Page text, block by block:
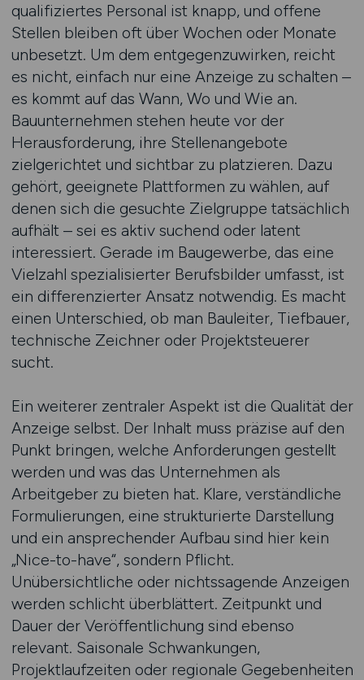
qualifiziertes Personal ist knapp, und offene
Stellen bleiben oft über Wochen oder Monate
unbesetzt. Um dem entgegenzuwirken, reicht
es nicht, einfach nur eine Anzeige zu schalten –
es kommt auf das Wann, Wo und Wie an.
Bauunternehmen stehen heute vor der
Herausforderung, ihre Stellenangebote
zielgerichtet und sichtbar zu platzieren. Dazu
gehört, geeignete Plattformen zu wählen, auf
denen sich die gesuchte Zielgruppe tatsächlich
aufhält – sei es aktiv suchend oder latent
interessiert. Gerade im Baugewerbe, das eine
Vielzahl spezialisierter Berufsbilder umfasst, ist
ein differenzierter Ansatz notwendig. Es macht
einen Unterschied, ob man Bauleiter, Tiefbauer,
technische Zeichner oder Projektsteuerer
sucht.
Ein weiterer zentraler Aspekt ist die Qualität der
Anzeige selbst. Der Inhalt muss präzise auf den
Punkt bringen, welche Anforderungen gestellt
werden und was das Unternehmen als
Arbeitgeber zu bieten hat. Klare, verständliche
Formulierungen, eine strukturierte Darstellung
und ein ansprechender Aufbau sind hier kein
„Nice-to-have“, sondern Pflicht.
Unübersichtliche oder nichtssagende Anzeigen
werden schlicht überblättert. Zeitpunkt und
Dauer der Veröffentlichung sind ebenso
relevant. Saisonale Schwankungen,
Projektlaufzeiten oder regionale Gegebenheiten